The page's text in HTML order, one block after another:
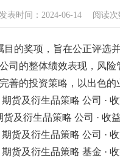
时间：2024-06-14 阅读次
的奖项，旨在公正评选
的整体绩效表现，风险
的投资策略，以出色的
货及衍生品策略 公司 · 收
及衍生品策略 公司 · 收益
货及衍生品策略 公司 · 收
货及衍生品策略 基金 · 收